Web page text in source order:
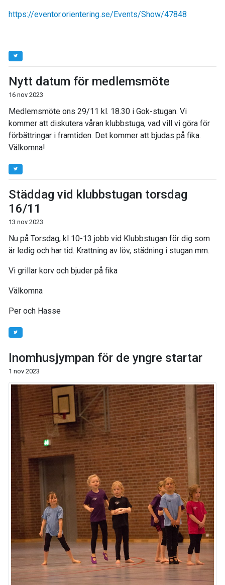
https://eventor.orientering.se/Events/Show/47848
Nytt datum för medlemsmöte
16 nov 2023
Medlemsmöte ons 29/11 kl. 18.30 i Gok-stugan. Vi
kommer att diskutera våran klubbstuga, vad vill vi göra för
förbättringar i framtiden. Det kommer att bjudas på fika.
Välkomna!
Städdag vid klubbstugan torsdag
16/11
13 nov 2023
Nu på Torsdag, kl 10-13 jobb vid Klubbstugan för dig som
är ledig och har tid. Krattning av löv, städning i stugan mm.
Vi grillar korv och bjuder på fika
Välkomna
Per och Hasse
Inomhusjympan för de yngre startar
1 nov 2023